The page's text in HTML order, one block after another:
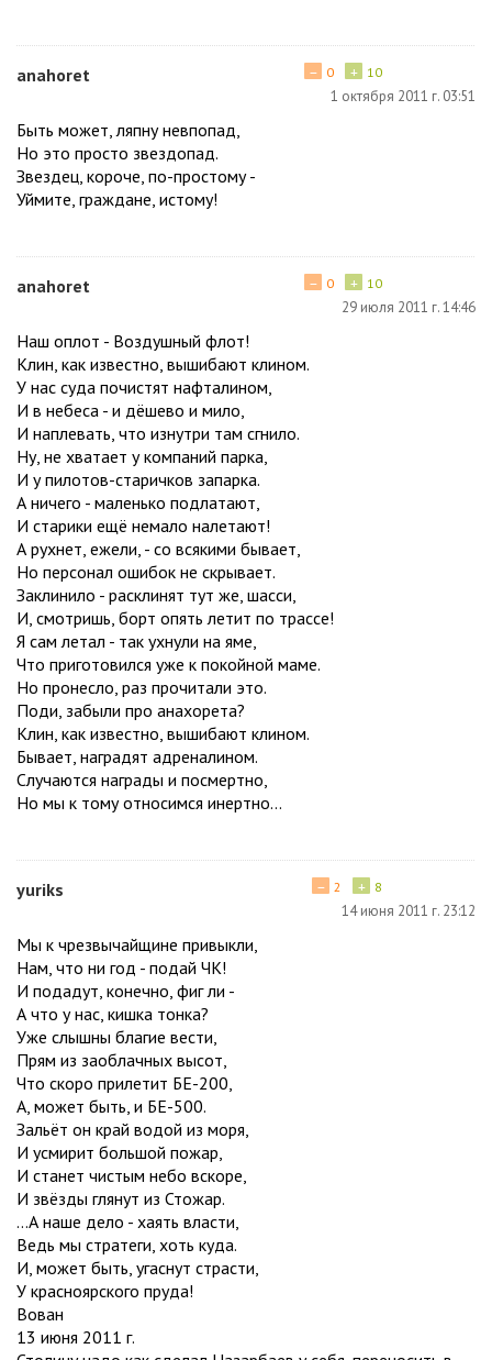
anahoret + 10
− 0
1 октября 2011 г. 03:51
Быть может, ляпну невпопад,
Но это просто звездопад.
Звездец, короче, по-простому -
Уймите, граждане, истому!
anahoret + 10
− 0
29 июля 2011 г. 14:46
Наш оплот - Воздушный флот!
Клин, как известно, вышибают клином.
У нас суда почистят нафталином,
И в небеса - и дёшево и мило,
И наплевать, что изнутри там сгнило.
Ну, не хватает у компаний парка,
И у пилотов-старичков запарка.
А ничего - маленько подлатают,
И старики ещё немало налетают!
А рухнет, ежели, - со всякими бывает,
Но персонал ошибок не скрывает.
Заклинило - расклинят тут же, шасси,
И, смотришь, борт опять летит по трассе!
Я сам летал - так ухнули на яме,
Что приготовился уже к покойной маме.
Но пронесло, раз прочитали это.
Поди, забыли про анахорета?
Клин, как известно, вышибают клином.
Бывает, наградят адреналином.
Случаются награды и посмертно,
Но мы к тому относимся инертно...
yuriks + 8
− 2
14 июня 2011 г. 23:12
Мы к чрезвычайщине привыкли,
Нам, что ни год - подай ЧК!
И подадут, конечно, фиг ли -
А что у нас, кишка тонка?
Уже слышны благие вести,
Прям из заоблачных высот,
Что скоро прилетит БЕ-200,
А, может быть, и БЕ-500.
Зальёт он край водой из моря,
И усмирит большой пожар,
И станет чистым небо вскоре,
И звёзды глянут из Стожар.
...А наше дело - хаять власти,
Ведь мы стратеги, хоть куда.
И, может быть, угаснут страсти,
У красноярского пруда!
Вован
13 июня 2011 г.